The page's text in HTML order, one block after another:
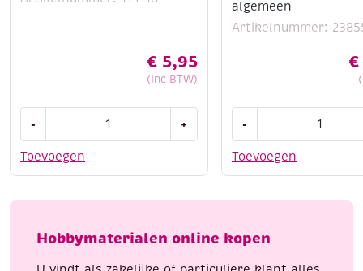
€ 5,95
(Inc BTW)
Toevoegen
-
do
Scenes
+
algemeen
Artikelnummer:
€
Toevoegen
-
stickerverf/
algemeen
Hobbymaterialen online kopen